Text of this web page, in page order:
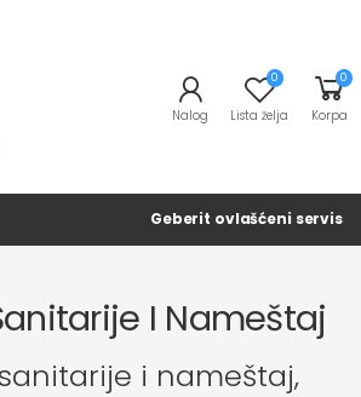
Nalog
0
Lista želja
0
Korpa
Geberit ovlašćeni servis
I Nameštaj
i nameštaj,